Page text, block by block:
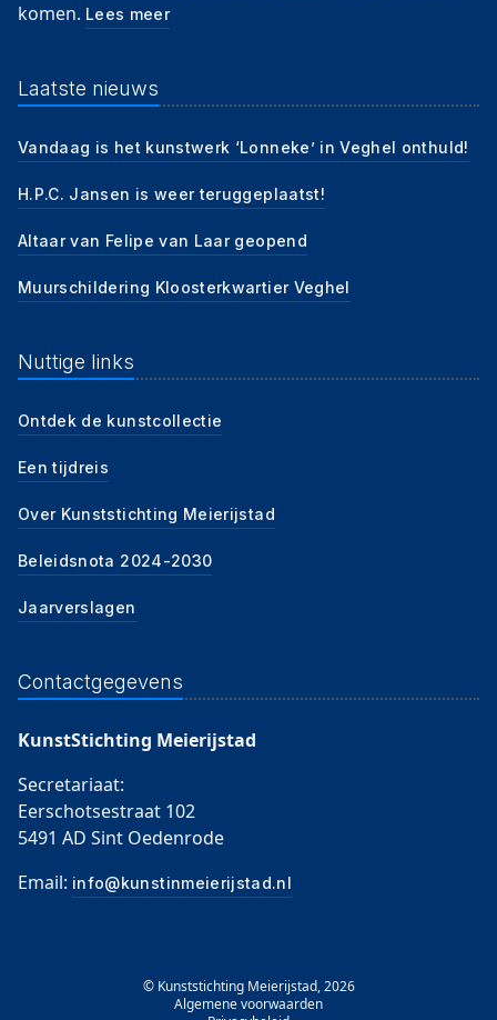
komen. Lees meer
Laatste nieuws
Vandaag is het kunstwerk ‘Lonneke’ in Veghel onthuld!
H.P.C. Jansen is weer teruggeplaatst!
Altaar van Felipe van Laar geopend
Muurschildering Kloosterkwartier Veghel
Nuttige links
Ontdek de kunstcollectie
Een tijdreis
Over Kunststichting Meierijstad
Beleidsnota 2024-2030
Jaarverslagen
Contactgegevens
KunstStichting Meierijstad
Secretariaat:
Eerschotsestraat 102
5491 AD Sint Oedenrode
Email: info@kunstinmeierijstad.nl
© Kunststichting Meierijstad, 2026
Algemene voorwaarden